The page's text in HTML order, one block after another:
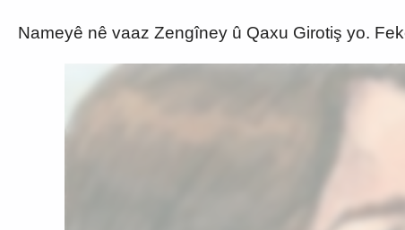
Nameyê nê vaaz Zengîney û Qaxu Girotiş yo.